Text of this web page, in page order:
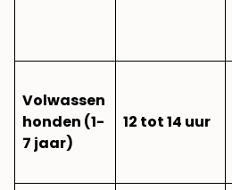
Volwassen
honden (1-
7 jaar)
12 tot 14 uur